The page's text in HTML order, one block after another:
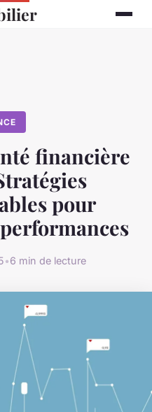
financière
pour
•6 min de lecture